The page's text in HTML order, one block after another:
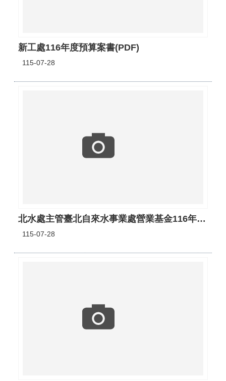
新工處116年度預算案書(PDF)
115-07-28
北水處主管臺北自來水事業處營業基金116年度預算案書(PDF)
115-07-28